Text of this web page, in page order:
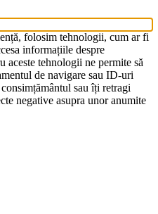
folosim tehnologii, cum ar fi
informațiile despre
aceste tehnologii ne permite să
de navigare sau ID-uri
sau îți retragi
negative asupra unor anumite